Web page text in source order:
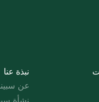
نبذة عنا
عن